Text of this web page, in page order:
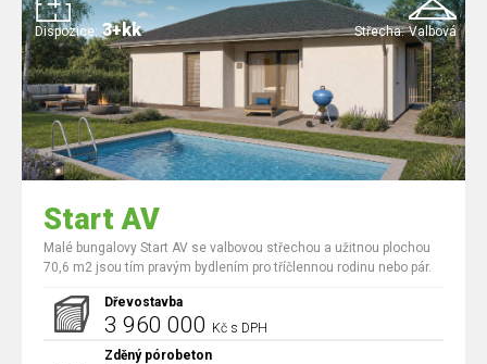
Střecha: Valbová
Dispozice: 3+kk
Start AV
Malé bungalovy Start AV se valbovou střechou a užitnou plochou
70,6 m2 jsou tím pravým bydlením pro tříčlennou rodinu nebo pár.
Dřevostavba
3 960 000 Kč s DPH
Zděný pórobeton